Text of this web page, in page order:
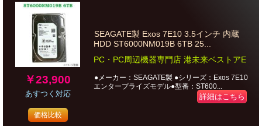
￥23,900
あすつく対応
価格比較
SEAGATE製 Exos 7E10 3.5インチ 内蔵
HDD ST6000NM019B 6TB 25...
PC・PC周辺機器専門店 港未来ベストアE
●メーカー：SEAGATE製 ●シリーズ：Exos 7E10
エンタープライズモデル●型番：ST600...
詳細はこちら